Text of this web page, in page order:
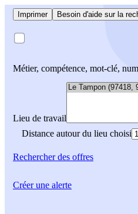
Imprimer Besoin d'aide sur la
Métier, compétence, mot-clé,
Lieu de travail
Distance autour du lieu choisi
Rechercherdes offres
Créer une alerte